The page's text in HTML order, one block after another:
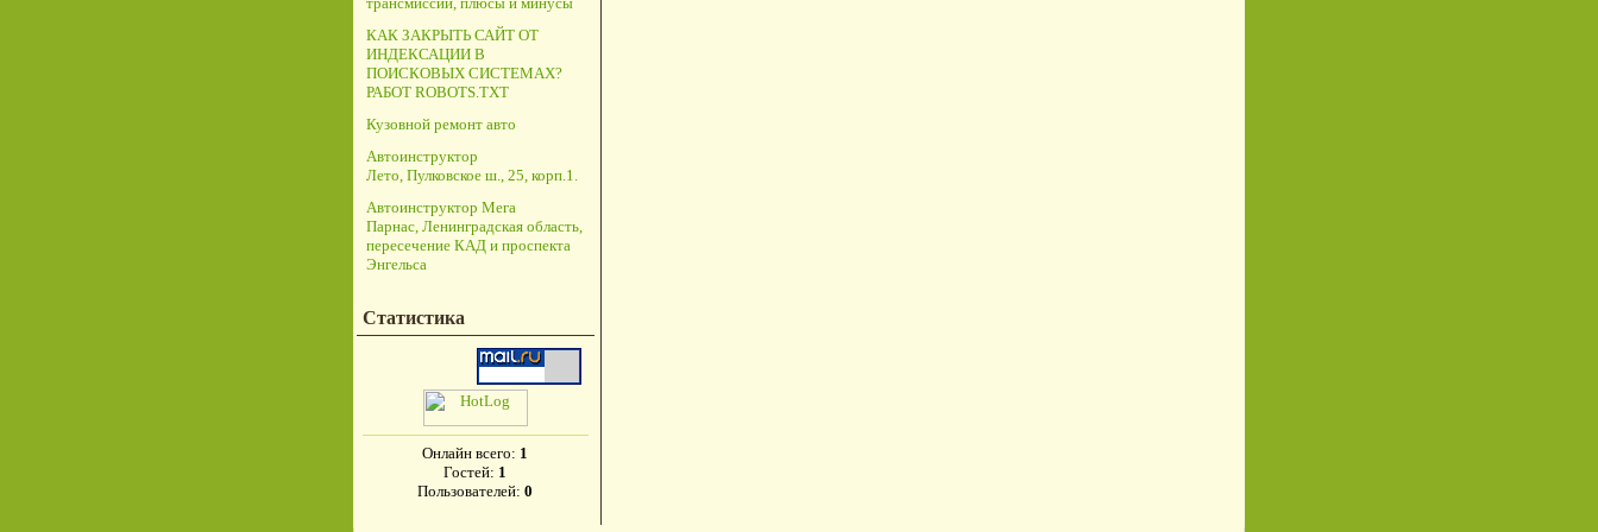
КАК ЗАКРЫТЬ САЙТ ОТ
ИНДЕКСАЦИИ В
ПОИСКОВЫХ СИСТЕМАХ?
РАБОТ ROBOTS.TXT
Кузовной ремонт авто
Автоинструктор
Лето, Пулковское ш., 25, корп.1.
Автоинструктор Мега
Парнас, Ленинградская область,
пересечение КАД и проспекта
Энгельса
Статистика
Онлайн всего: 1
Гостей: 1
Пользователей: 0